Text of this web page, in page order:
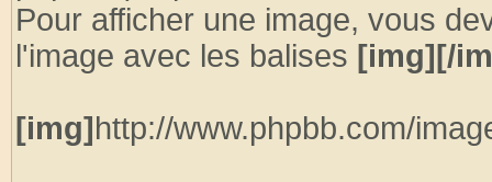
Pour afficher une image, vous
l'image avec les balises [img][/
[img]http://www.phpbb.com/